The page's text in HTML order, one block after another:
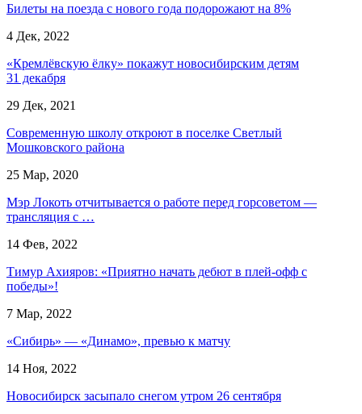
Билеты на поезда с нового года подорожают на 8%
4 Дек, 2022
«Кремлёвскую ёлку» покажут новосибирским детям
31 декабря
29 Дек, 2021
Современную школу откроют в поселке Светлый
Мошковского района
25 Мар, 2020
Мэр Локоть отчитывается о работе перед горсоветом —
трансляция с …
14 Фев, 2022
Тимур Ахияров: «Приятно начать дебют в плей-офф с
победы»!
7 Мар, 2022
«Сибирь» — «Динамо», превью к матчу
14 Ноя, 2022
Новосибирск засыпало снегом утром 26 сентября